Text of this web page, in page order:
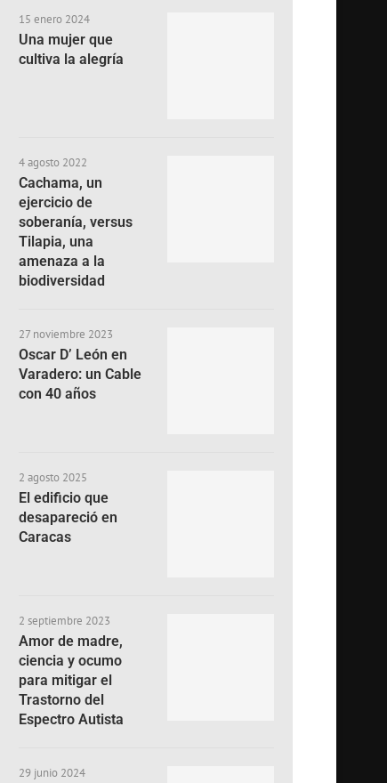
15 enero 2024
Una mujer que
cultiva la alegría
4 agosto 2022
Cachama, un
ejercicio de
soberanía, versus
Tilapia, una
amenaza a la
biodiversidad
27 noviembre 2023
Oscar D’ León en
Varadero: un Cable
con 40 años
2 agosto 2025
El edificio que
desapareció en
Caracas
2 septiembre 2023
Amor de madre,
ciencia y ocumo
para mitigar el
Trastorno del
Espectro Autista
29 junio 2024